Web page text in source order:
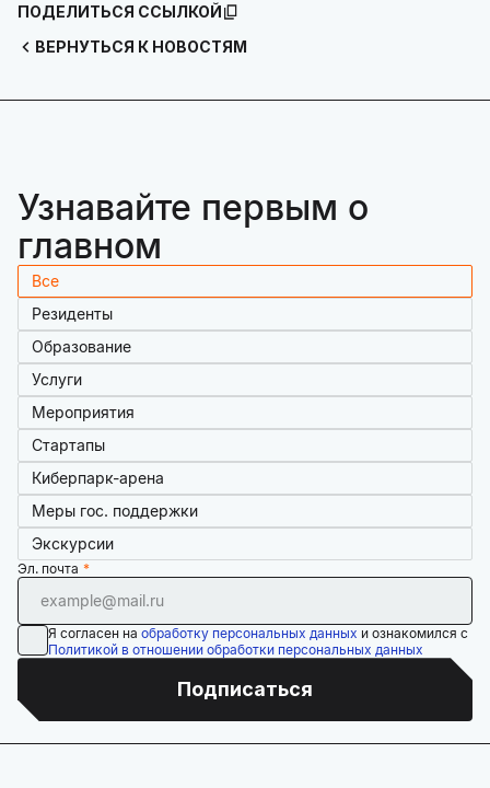
ВЕРНУТЬСЯ К НОВОСТЯМ
ПОДЕЛИТЬСЯ ССЫЛКОЙ
Узнавайте первым о
главном
Все
Резиденты
Образование
Услуги
Мероприятия
Стартапы
Киберпарк-арена
Меры гос. поддержки
Экскурсии
Эл. почта
Я согласен на обработку персональных данных и ознакомился с
Политикой в отношении обработки персональных данных
Подписаться